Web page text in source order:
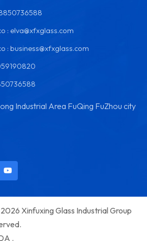
: elva@xfxglass.com
:business@xfxglass.com
Industrial Area FuQing FuZhou city
Xinfuxing Glass Industrial Group
.